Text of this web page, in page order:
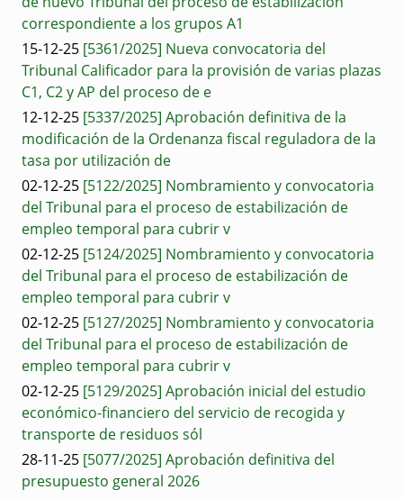
correspondiente a los grupos A1
15-12-25 [5361/2025] Nueva convocatoria del
Tribunal Calificador para la provisión de varias plazas
C1, C2 y AP del proceso de e
12-12-25 [5337/2025] Aprobación definitiva de la
modificación de la Ordenanza fiscal reguladora de la
tasa por utilización de
02-12-25 [5122/2025] Nombramiento y convocatoria
del Tribunal para el proceso de estabilización de
empleo temporal para cubrir v
02-12-25 [5124/2025] Nombramiento y convocatoria
del Tribunal para el proceso de estabilización de
empleo temporal para cubrir v
02-12-25 [5127/2025] Nombramiento y convocatoria
del Tribunal para el proceso de estabilización de
empleo temporal para cubrir v
02-12-25 [5129/2025] Aprobación inicial del estudio
económico-financiero del servicio de recogida y
transporte de residuos sól
28-11-25 [5077/2025] Aprobación definitiva del
presupuesto general 2026